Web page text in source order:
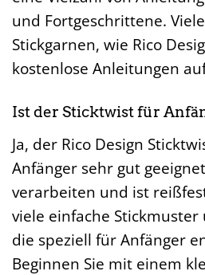
und Fortgeschrittene.
Stickgarnen, wie Rico
kostenlose Anleitungen
Ist der Sticktwist für
Ja, der Rico Design
Anfänger sehr gut
verarbeiten und ist
viele einfache
die speziell für Anfänger
Beginnen Sie mit einem